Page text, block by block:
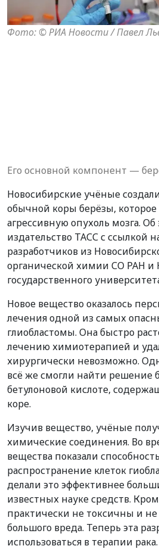
Фото: © РИА Новости / Павел
Его основной компонент —
Новосибирские учёные
обычной коры берёзы, которое
агрессивную опухоль мозга.
издательство ТАСС с ссылкой
разработчиков из
органической химии СО РАН и
государственного
Новое вещество оказалось
лечения одной из самых
глиобластомы. Она быстро
лечению химиотерапией и
хирургически невозможно.
всё же смогли найти решение
бетулоновой кислоте,
коре.
Изучив вещество, учёные
химические соединения. Во
вещества показали
распространение клеток
делали это эффективнее
известных науке средств.
практически не токсичны и
большого вреда. Теперь эта
использоваться в терапии рака.